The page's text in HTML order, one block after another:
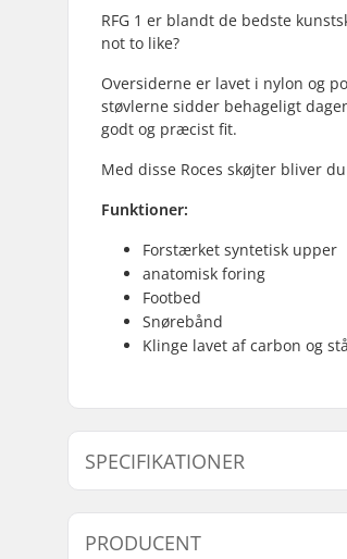
RFG 1 er blandt de bedste
not to like?
Oversiderne er lavet i nylon og
støvlerne sidder behageligt
godt og præcist fit.
Med disse Roces skøjter bliver
Funktioner:
Forstærket syntetisk upper
anatomisk foring
Footbed
Snørebånd
Klinge lavet af carbon og
SPECIFIKATIONER
Støvle/Skal type:
Støvlemateriale:
PRODUCENT